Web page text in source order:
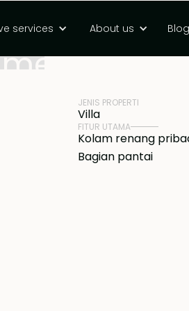
services About us Blog
HARGA
JENIS PROPERTI
Villa
FITUR UTAMA
Kolam renang
Bagian pantai